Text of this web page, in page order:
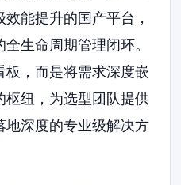
能提升的国产平台，
生命周期管理闭环。
板，而是将需求深度嵌
枢纽，为选型团队提供
地深度的专业级解决方